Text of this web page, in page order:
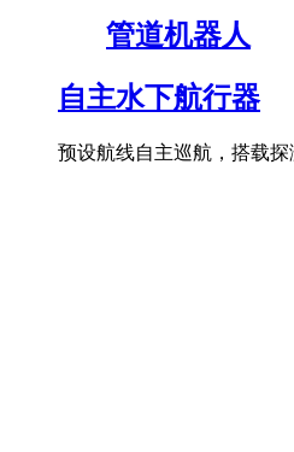
管道机器人
自主水下航行器
预设航线自主巡航，搭载